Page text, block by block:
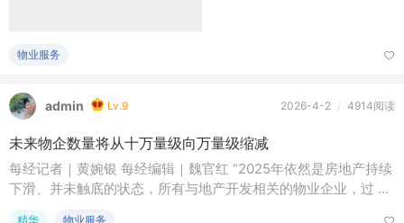
物业服务
admin Lv.9 2026-4-2 / 4914阅读
未来物企数量将从十万量级向万量级缩减
每经记者｜黄婉银 每经编辑｜魏官红 “2025年依然是房地产持续
下滑、并未触底的状态，所有与地产开发相关的物业企业，过 ...
精华 物业服务